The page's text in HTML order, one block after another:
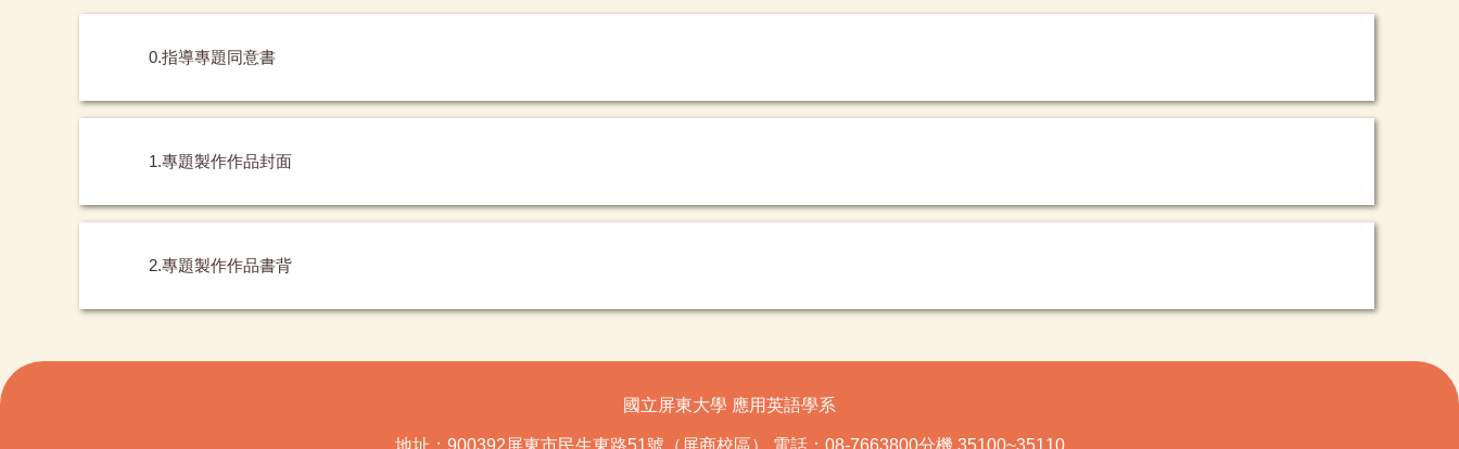
0.指導專題同意書
1.專題製作作品封面
2.專題製作作品書背
國立屏東大學 應用英語學系
地址：900392屏東市民生東路51號（屏商校區） 電話：08-7663800分機 35100~35110